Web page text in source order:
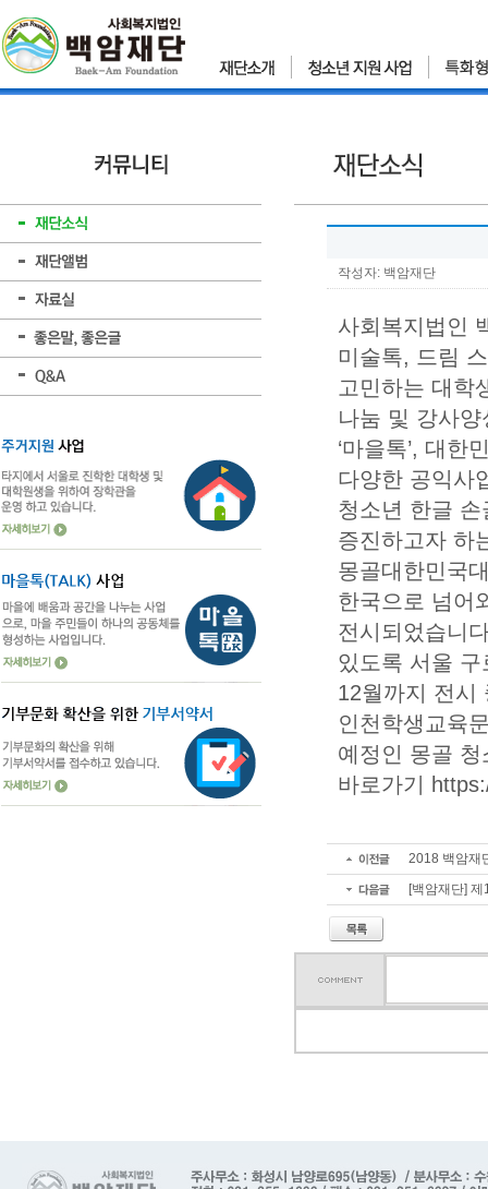
작성자: 백암재단
사회복지법인
미술톡, 드림
고민하는 대학
나눔 및 강사
‘마을톡’, 대한
다양한 공익사
청소년 한글 손
증진하고자 하
몽골대한민국
한국으로 넘어
전시되었습니
있도록 서울
12월까지 전시
인천학생교육
예정인 몽골
바로가기
2018 백암재
[백암재단]